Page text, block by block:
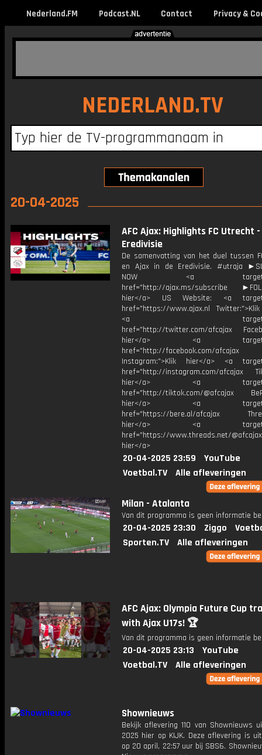
Nederland.FM Podcast.NL Contact Privacy &
NEDERLAND.TV
20-04-2025
AFC Ajax: Highlights FC Utrecht -
Eredivisie
De samenvatting van het duel tussen
en Ajax in de Eredivisie. #utraja
NOW <a
href="http://ajax.ms/subscribe
hier</a> US Website: <a
href="https://www.ajax.nl
<a
href="http://twitter.com/afcajax
hier</a> <a
href="http://facebook.com/afcajax
Instagram:">Klik hier</a> <a
href="http://instagram.com/afcajax
hier</a> <a
href="http://tiktok.com/@afcajax
hier</a> <a
href="https://bere.al/afcajax
hier</a> <a
href="https://www.threads.net/
hier</a>
20-04-2025 23:59
YouTube
Voetbal.TV
Alle afleveringen
Milan - Atalanta
Van dit programma is geen informatie
20-04-2025 23:30 Ziggo
Sporten.TV
Alle afleveringen
AFC Ajax: Olympia Future Cup
with Ajax U17s! 🏆
Van dit programma is geen informatie
20-04-2025 23:13
YouTube
Voetbal.TV
Alle afleveringen
Shownieuws
Bekijk aflevering 110 van Shownieuws
2025 hier op KIJK. Deze aflevering is
op 20 april, 22:57 uur bij SBS6.